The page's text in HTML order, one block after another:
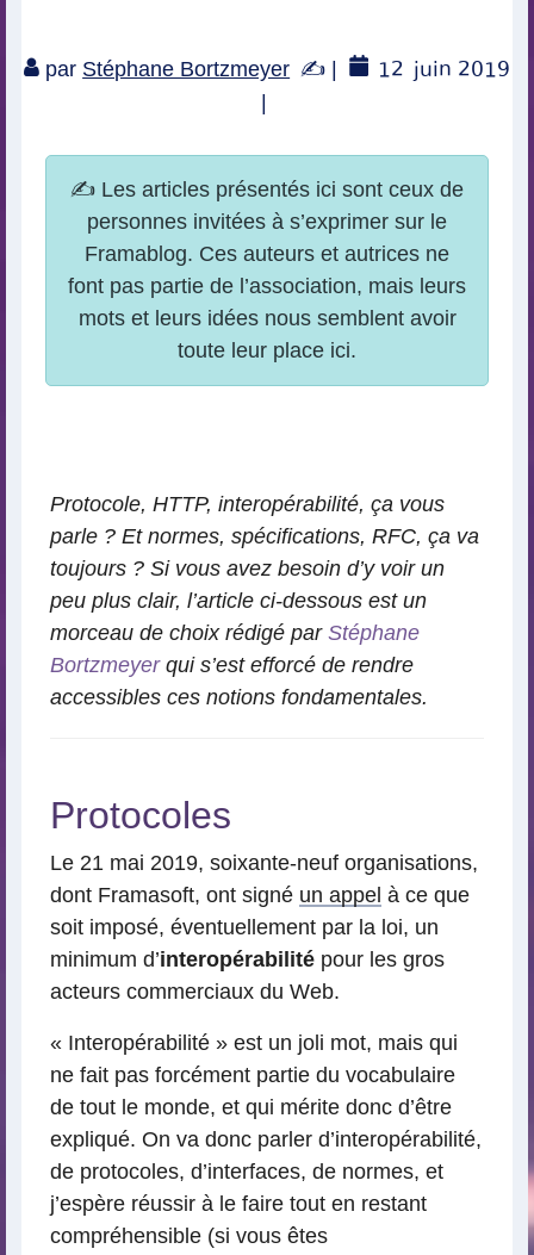
par Stéphane Bortzmeyer 12 juin 2019
Protocole, HTTP, interopérabilité, ça vous
parle ? Et normes, spécifications, RFC, ça va
toujours ? Si vous avez besoin d’y voir un
peu plus clair, l’article ci-dessous est un
morceau de choix rédigé par Stéphane
Bortzmeyerqui s’est efforcé de rendre
accessibles ces notions fondamentales.
Protocoles
Le 21 mai 2019, soixante-neuf organisations,
dont Framasoft, ont signé un appel à ce que
soit imposé, éventuellement par la loi, un
minimum d’interopérabilité pour les gros
acteurs commerciaux du Web.
« Interopérabilité » est un joli mot, mais qui
ne fait pas forcément partie du vocabulaire
de tout le monde, et qui mérite donc d’être
expliqué. On va donc parler d’interopérabilité,
de protocoles, d’interfaces, de normes, et
j’espère réussir à le faire tout en restant
compréhensible (si vous êtes